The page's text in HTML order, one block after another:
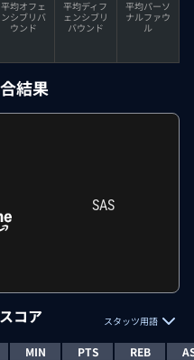
平均オフェ
ンシブリバ
ウンド
平均ディフ
ェンシブリ
バウンド
平均パーソ
ナルファウ
ル
結果
SAS
コア スタッツ用語
MIN PTS REB